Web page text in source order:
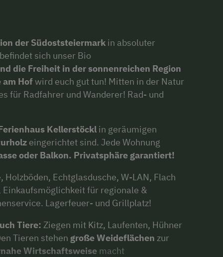
der Südoststeiermark in absoluter
sich unser Bio
die Freiheit in der sonnenreichen Region
Hofwird euch gut tun! Mitten in der Natur
für Radfahrer und Wanderer! Rad- und
Kellerstöckl in geräumigen
eingerichtet sind. Jede Wohnung
oder Balkon. Privatsphäre garantiert!
Echtglasdusche, W-LAN, Flach
für regionale &
Lagerfeuer- und Grillplatz!
Tiere: Ziegen mit Kitz, Laufenten, Hühner
Tieren stehen große Weideflächen zur
Wirtschaftsweise macht